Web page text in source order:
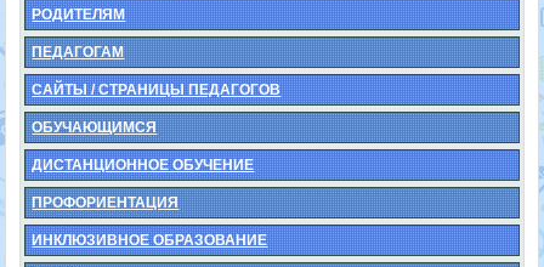
РОДИТЕЛЯМ
ПЕДАГОГАМ
САЙТЫ / СТРАНИЦЫ ПЕДАГОГОВ
ОБУЧАЮЩИМСЯ
ДИСТАНЦИОННОЕ ОБУЧЕНИЕ
ПРОФОРИЕНТАЦИЯ
ИНКЛЮЗИВНОЕ ОБРАЗОВАНИЕ